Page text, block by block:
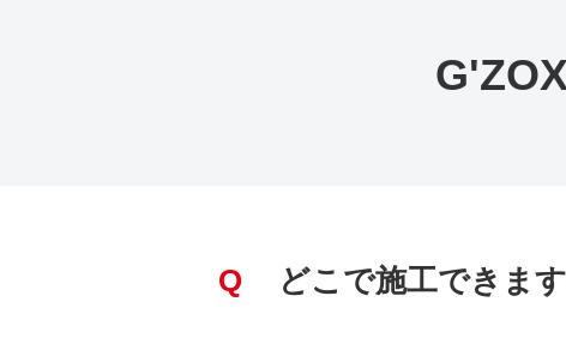
Q どこで施工できま